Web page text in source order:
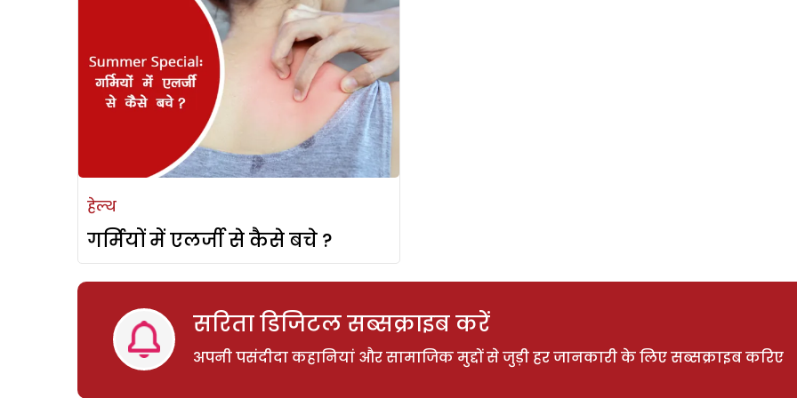
हेल्थ
गर्मियों में एलर्जी से कैसे बचे ?
सरिता डिजिटल सब्सक्राइब करें
अपनी पसंदीदा कहानियां और सामाजिक मुद्दों से जुड़ी हर जानकारी के लिए सब्सक्राइब करिए